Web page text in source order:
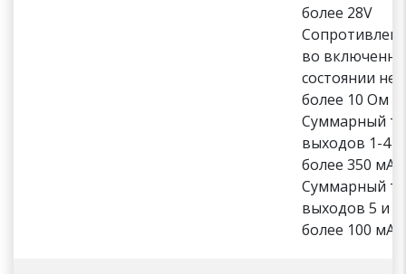
более 28V
во
состоянии не
более 10 Ом
Суммарный
выходов 1-4
более 350 мА
Суммарный
выходов 5 и 6
более 100 мА